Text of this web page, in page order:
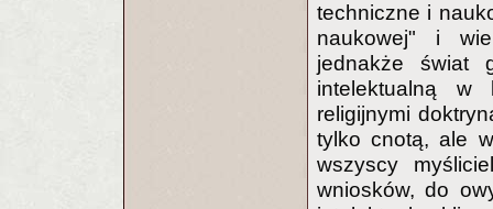
techniczne i
naukowej" i
jednakże świat
intelektualną w
religijnymi
tylko cnotą, ale
wszyscy
wniosków, do